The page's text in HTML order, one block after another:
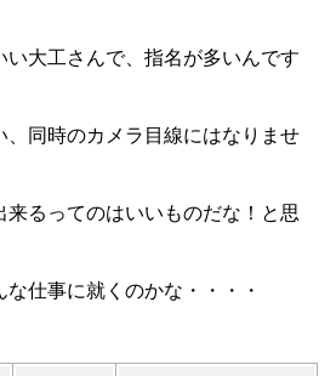
い大工さんで、指名が多いんです
、同時のカメラ目線にはなりませ
来るってのはいいものだな！と思
仕事に就くのかな・・・・